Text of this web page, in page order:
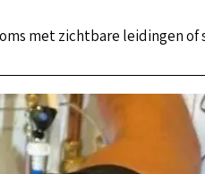
met zichtbare leidingen of